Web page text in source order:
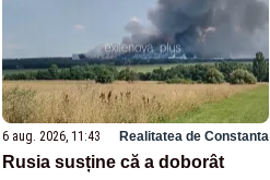
6 aug. 2026, 11:43 Realitatea de Constanta
Rusia susține că a doborât